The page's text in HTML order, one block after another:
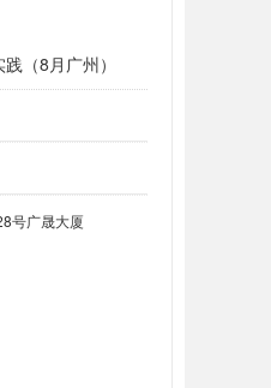
（8月广州）
号广晟大厦